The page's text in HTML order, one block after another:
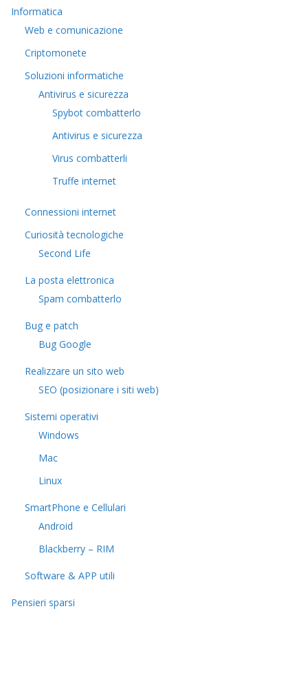
Informatica
Web e comunicazione
Criptomonete
Soluzioni informatiche
Antivirus e sicurezza
Spybot combatterlo
Antivirus e sicurezza
Virus combatterli
Truffe internet
Connessioni internet
Curiosità tecnologiche
​Second Life
La posta elettronica
Spam combatterlo
Bug e patch
Bug Google
Realizzare un sito web
SEO (posizionare i siti web)
Sistemi operativi
Windows
Mac
Linux
SmartPhone e Cellulari
Android
Blackberry – RIM
Software & APP utili
Pensieri sparsi